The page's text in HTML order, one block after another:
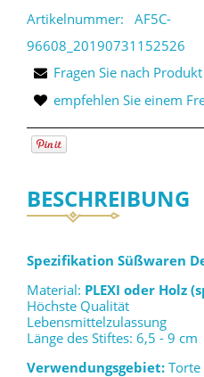
Artikelnummer:
AF5C-
96608_20190731152526
Fragen Sie nach Produkt
empfehlen Sie einem
BESCHREIBUNG
Spezifikation Süßwaren
Material: PLEXI oder Holz
Höchste Qualität
Lebensmittelzulassung
Länge des Stiftes: 6,5 - 9 cm
Verwendungsgebiet: